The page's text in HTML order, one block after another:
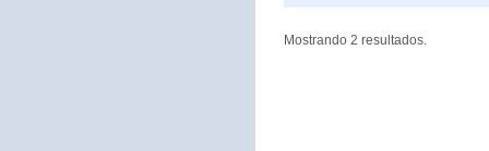
Mostrando 2 resultados.